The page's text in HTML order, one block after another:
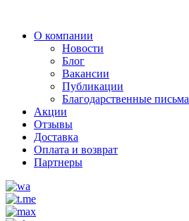
О компании
Новости
Блог
Вакансии
Публикации
Благодарственные письма
Акции
Отзывы
Доставка
Оплата и возврат
Партнеры